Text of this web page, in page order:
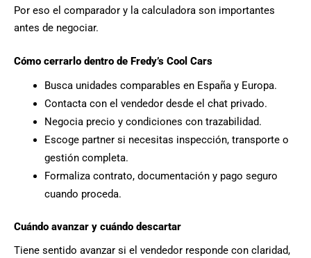
Por eso el comparador y la calculadora son importantes
antes de negociar.
Cómo cerrarlo dentro de Fredy’s Cool Cars
Busca unidades comparables en España y Europa.
Contacta con el vendedor desde el chat privado.
Negocia precio y condiciones con trazabilidad.
Escoge partner si necesitas inspección, transporte o
gestión completa.
Formaliza contrato, documentación y pago seguro
cuando proceda.
Cuándo avanzar y cuándo descartar
Tiene sentido avanzar si el vendedor responde con claridad,